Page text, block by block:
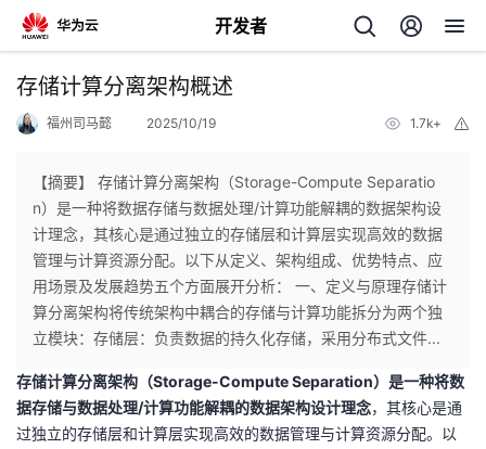
开发者
返
个
人
页
我
开
的
我
存储计算分离架构概述
福州司马懿 2025/10/19 1.7k+
【摘要】 存储计算分离架构（Storage-Compute Separatio
n）是一种将数据存储与数据处理/计算功能解耦的数据架构设
计理念，其核心是通过独立的存储层和计算层实现高效的数据
管理与计算资源分配。以下从定义、架构组成、优势特点、应
用场景及发展趋势五个方面展开分析： 一、定义与原理存储计
算分离架构将传统架构中耦合的存储与计算功能拆分为两个独
立模块：存储层：负责数据的持久化存储，采用分布式文件...
存储计算分离架构（Storage-Compute Separation）是一种将数
据存储与数据处理/计算功能解耦的数据架构设计理念，其核心是通
过独立的存储层和计算层实现高效的数据管理与计算资源分配。以